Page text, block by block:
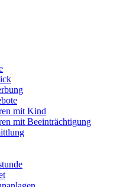
mit Kind
mit Beeinträchtigung